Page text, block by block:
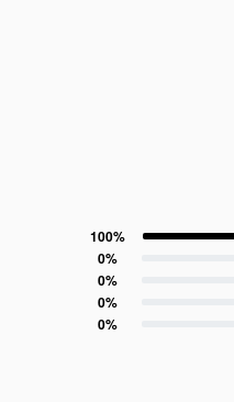
de 5
100%
de 5
0%
de 5
0%
de 5
0%
0%